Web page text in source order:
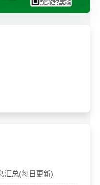
汇总(每日更新)